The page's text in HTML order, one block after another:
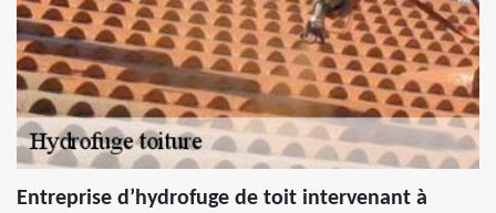
Entreprise d’hydrofuge de toit intervenant à